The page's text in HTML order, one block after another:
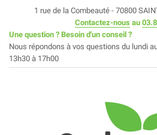
1 rue de la Combeauté - 70800
Contactez-nous au
Une question ? Besoin d'un conseil ?
Nous répondons à vos questions du lundi
13h30 à 17h00